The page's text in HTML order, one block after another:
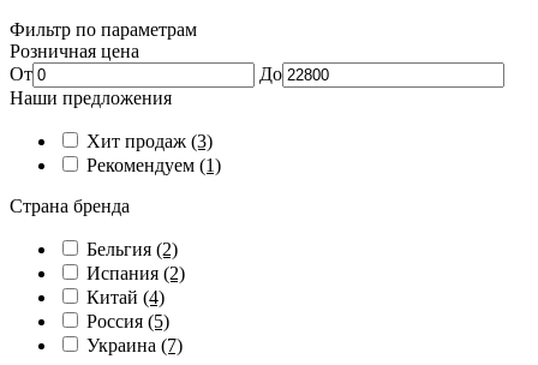
Фильтр по параметрам
Розничная цена
От
До
Наши предложения
Хит продаж (3)
Рекомендуем (1)
Страна бренда
Бельгия (2)
Испания (2)
Китай (4)
Россия (5)
Украина (7)